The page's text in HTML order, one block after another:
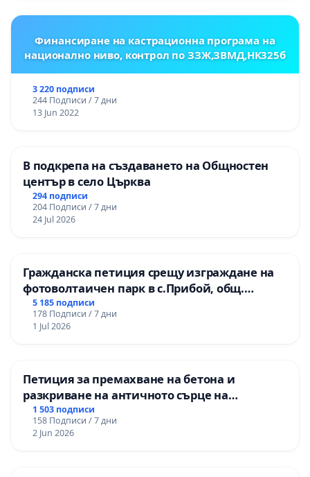
Финансиране на кастрационна програма на
национално ниво, контрол по ЗЗЖ,ЗВМД,НК325б
3 220 подписи
244 Подписи / 7 дни
13 Jun 2022
В подкрепа на създаването на Общностен
център в село Църква
294 подписи
204 Подписи / 7 дни
24 Jul 2026
Гражданска петиция срещу изграждане на
фотоволтаичен парк в с.Прибой, общ.
Радомир
5 185 подписи
178 Подписи / 7 дни
1 Jul 2026
Петиция за премахване на бетона и
разкриване на античното сърце на
Могиланската могила във Враца
1 503 подписи
158 Подписи / 7 дни
2 Jun 2026